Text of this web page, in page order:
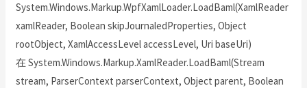
System.Windows.Markup.WpfXamlLoader.LoadBaml(XamlReader
xamlReader, Boolean skipJournaledProperties, Object
rootObject, XamlAccessLevel accessLevel, Uri baseUri)
在 System.Windows.Markup.XamlReader.LoadBaml(Stream
stream, ParserContext parserContext, Object parent, Boolean